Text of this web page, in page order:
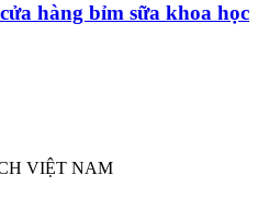
hàng bỉm sữa khoa học
VIỆT NAM